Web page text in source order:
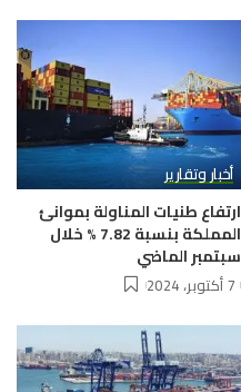
أخبار وتقارير
ارتفاع طنيات المناولة بموانئ
المملكة بنسبة 7.82 % خلال
سبتمبر الماضي
7 أكتوبر، 2024